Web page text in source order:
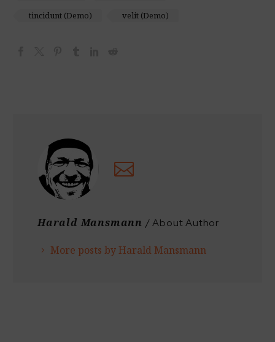
tincidunt (Demo)
velit (Demo)
Harald Mansmann / About Author
More posts by Harald Mansmann